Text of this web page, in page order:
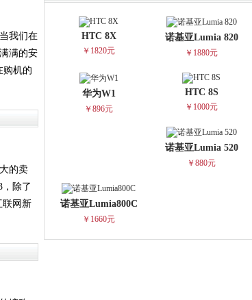
我们在
满的安
购机的
的卖
除了
联网新
HTC 8X
￥1820元
诺基亚Lumia 820
￥1880元
华为W1
￥896元
HTC 8S
￥1000元
诺基亚Lumia 520
￥880元
诺基亚Lumia800C
￥1660元